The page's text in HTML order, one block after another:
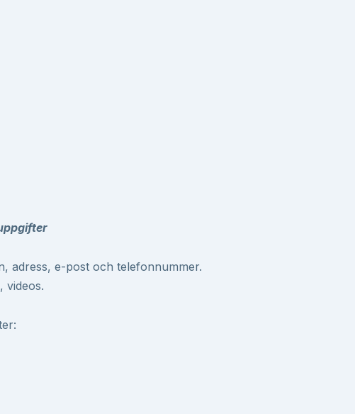
adress, e-post och telefonnummer.
videos.